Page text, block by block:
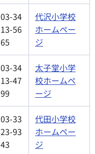
03-34
13-56
65
代沢小学校
ホームペー
ジ
03-34
13-47
99
太子堂小学
校ホームペ
ージ
03-33
23-93
43
代田小学校
ホームペー
ジ